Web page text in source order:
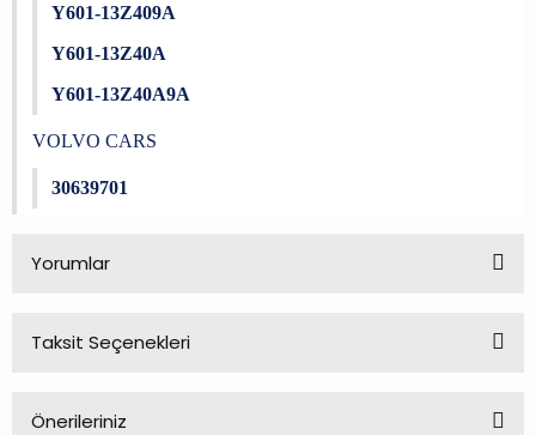
Y601-13Z409A
Y601-13Z40A
Y601-13Z40A9A
VOLVO CARS
30639701
Yorumlar
Taksit Seçenekleri
Önerileriniz